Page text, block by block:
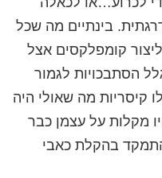
בינתיים מה שכל
קומפלקסים אצל
הסתבכויות לגמור
קיסריות מה שאולי היה
מקלות על עצמן כבר
בהקלת כאבי